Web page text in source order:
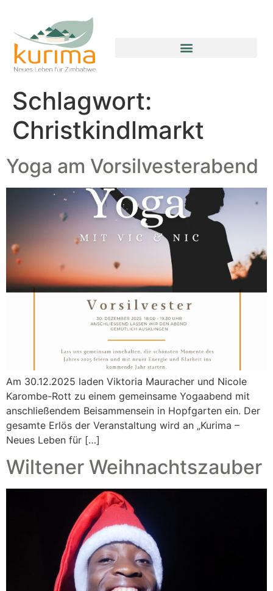
Schlagwort:
Christkindlmarkt
Yoga am Vorsilvesterabend
Am 30.12.2025 laden Viktoria Mauracher und Nicole
Karombe-Rott zu einem gemeinsame Yogaabend mit
anschließendem Beisammensein in Hopfgarten ein. Der
gesamte Erlös der Veranstaltung wird an „Kurima –
Neues Leben für […]
Wiltener Weihnachtszauber